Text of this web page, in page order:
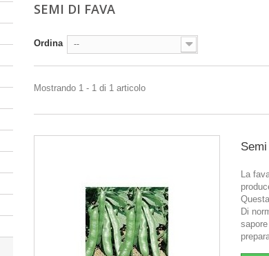
SEMI DI FAVA
Ordina --
Mostrando 1 - 1 di 1 articolo
La
Di